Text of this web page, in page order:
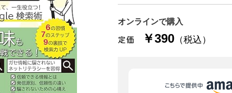
オンラインで購入
定価 ￥390 （税込）